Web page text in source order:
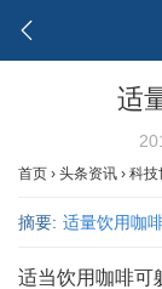
适
首页 › 头条资讯 › 科技
摘要: 适量饮用咖
适当饮用咖啡可